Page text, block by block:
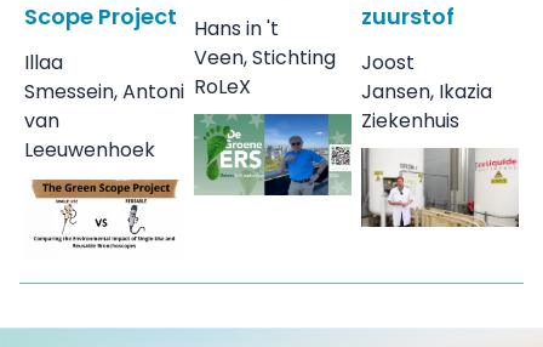
Scope Project
Illaa
Smessein, Antoni
van
Leeuwenhoek
Hans in 't
Veen, Stichting
RoLeX
zuurstof
Joost
Jansen, Ikazia
Ziekenhuis